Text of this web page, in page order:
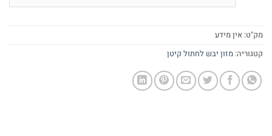
מק"ט: אין מידע
קטגוריה: מזון יבש לחתול קיטן